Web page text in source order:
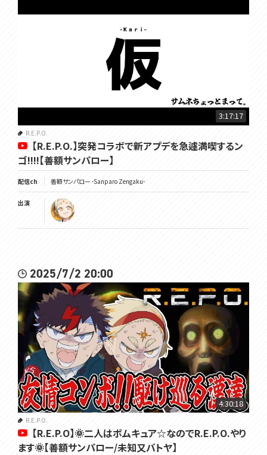
3:17:17
R.E.P.O.
【R.E.P.O.】突発コラボで新アプデを急遽満喫するン
ゴ!!!!【善額サンパロー】
配信ch 善額サンパロー -Sanparo Zengaku-
出演
2025/7/2 20:00
4:30:18
R.E.P.O.
【R.E.P.O】🌞二人はボムキュア☆なのでR.E.P.O.やり
ます🌞【善額サンパロー/未知又バトヤ】